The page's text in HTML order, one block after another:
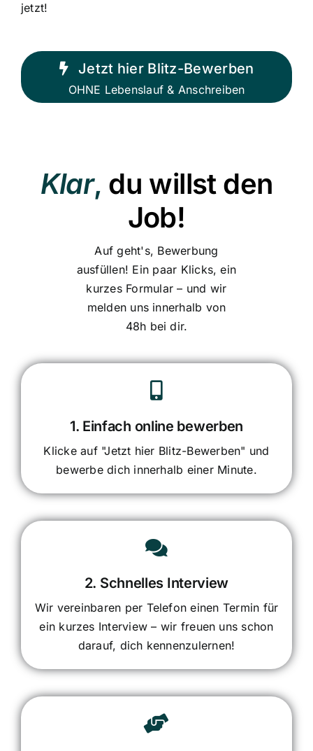
jetzt!
Jetzt hier Blitz-Bewerben
OHNE Lebenslauf & Anschreiben
Klar, du willst den
Job!
Auf geht's, Bewerbung
ausfüllen! Ein paar Klicks, ein
kurzes Formular – und wir
melden uns innerhalb von
48h bei dir.
1. Einfach online bewerben
Klicke auf "Jetzt hier Blitz-Bewerben" und
bewerbe dich innerhalb einer Minute.
2. Schnelles Interview
Wir vereinbaren per Telefon einen Termin für
ein kurzes Interview – wir freuen uns schon
darauf, dich kennenzulernen!